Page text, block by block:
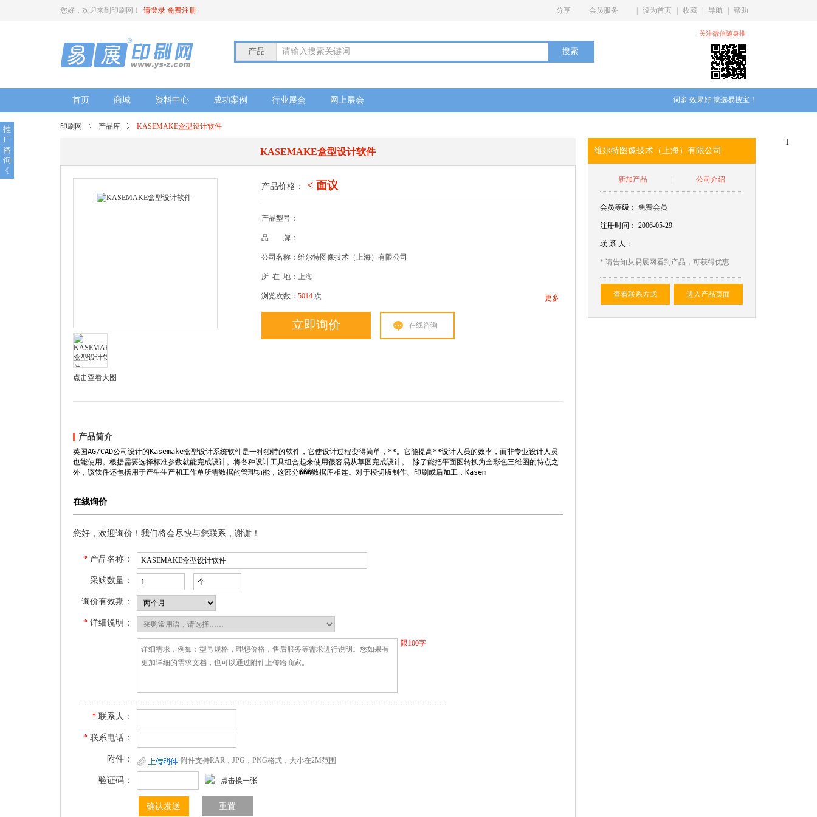
您好，欢迎来到印刷网！ 请登录 免费注册 分享 会员服务 设为首页 收藏 导航 帮助
产品 请输入搜索关键词
关注微信随身推
首页 商城 资料中心 成功案例 行业展会 网上展会 词多 效果好 就选易搜宝！
印刷网 产品库 KASEMAKE盒型设计软件
KASEMAKE盒型设计软件
点击查看大图
产品价格： < 面议
产品型号：
品 牌：
公司名称：维尔特图像技术（上海）有限公司
所 在 地：上海
浏览次数： 5014 次 更多
立即询价 在线咨询
产品简介
英国AG/CAD公司设计的Kasemake盒型设计系统软件是一种独特的软件，它使设计过程变得简单，**。它能提高**设计人员的效率，而非专业设计人员
也能使用。根据需要选择标准参数就能完成设计。将各种设计工具组合起来使用很容易从草图完成设计。 除了能把平面图转换为全彩色三维图的特点之
外，该软件还包括用于产生生产和工作单所需数据的管理功能，这部分���数据库相连。对于模切版制作、印刷或后加工，Kasem
在线询价
您好，欢迎询价！我们将会尽快与您联系，谢谢！
* 产品名称：
采购数量：
询价有效期：
* 详细说明：
限100字
* 联系人：
* 联系电话：
附件： 附件支持RAR，JPG，PNG格式，大小在2M范围
验证码： 点击换一张
维尔特图像技术（上海）有限公司
新加产品 公司介绍
会员等级：免费会员
注册时间： 2006-05-29
联 系 人：
* 请告知从易展网看到产品，可获得优惠
查看联系方式 进入产品页面
推
广
咨
询
《
1